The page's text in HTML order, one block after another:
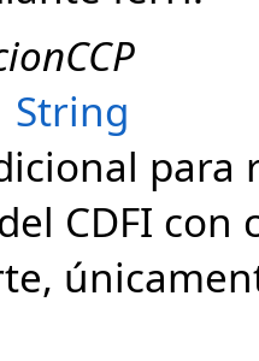
String
para
CDFI